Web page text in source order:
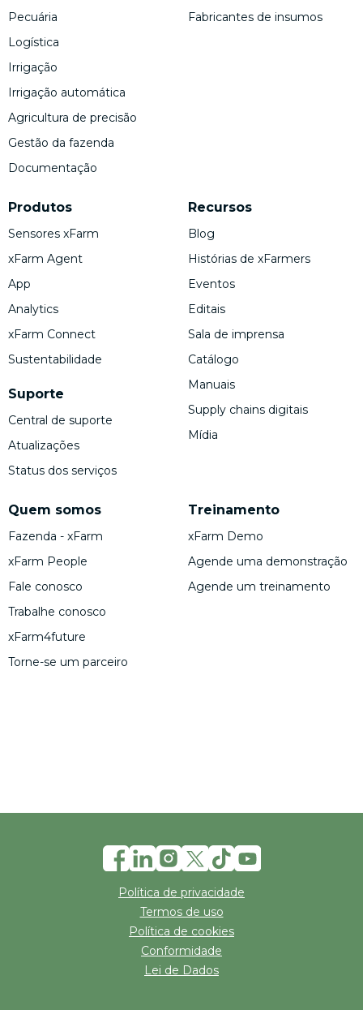
Pecuária
Logística
Irrigação
Irrigação automática
Agricultura de precisão
Gestão da fazenda
Documentação
Produtos
Sensores xFarm
xFarm Agent
App
Analytics
xFarm Connect
Sustentabilidade
Suporte
Central de suporte
Atualizações
Status dos serviços
Fabricantes de insumos
Quem somos
Fazenda - xFarm
xFarm People
Fale conosco
Trabalhe conosco
xFarm4future
Torne-se um parceiro
Recursos
Blog
Histórias de xFarmers
Eventos
Editais
Sala de imprensa
Catálogo
Manuais
Supply chains digitais
Mídia
Treinamento
xFarm Demo
Agende uma demonstração
Agende um treinamento
Política de privacidade
Termos de uso
Política de cookies
Conformidade
Lei de Dados